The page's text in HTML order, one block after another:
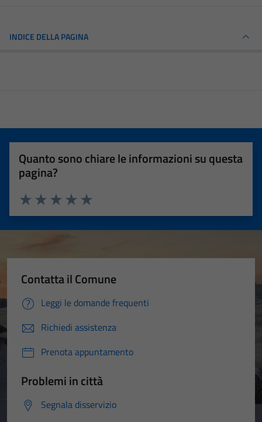
INDICE DELLA PAGINA
Quanto sono chiare le informazioni su questa
pagina?
Valuta 5 stelle su 5
Valuta 4 stelle su 5
Valuta 3 stelle su 5
Valuta 2 stelle su 5
Valuta 1 stelle su 5
Contatta il Comune
Leggi le domande frequenti
Richiedi assistenza
Prenota appuntamento
Problemi in città
Segnala disservizio